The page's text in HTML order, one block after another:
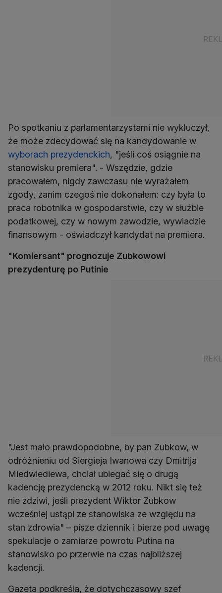
Po spotkaniu z parlamentarzystami nie wykluczył,
że może zdecydować się na kandydowanie w
wyborach prezydenckich, "jeśli coś osiągnie na
stanowisku premiera". - Wszędzie, gdzie
pracowałem, nigdy zawczasu nie wyrażałem
zgody, zanim czegoś nie dokonałem: czy była to
praca robotnika w gospodarstwie, czy w służbie
podatkowej, czy w nowym zawodzie, wywiadzie
finansowym - oświadczył kandydat na premiera.
"Komiersant" prognozuje Zubkowowi
prezydenturę po Putinie
"Jest mało prawdopodobne, by pan Zubkow, w
odróżnieniu od Siergieja Iwanowa czy Dmitrija
Miedwiediewa, chciał ubiegać się o drugą
kadencję prezydencką w 2012 roku. Nikt się też
nie zdziwi, jeśli prezydent Wiktor Zubkow
wcześniej ustąpi ze stanowiska ze względu na
stan zdrowia" – pisze dziennik i bierze pod uwagę
spekulacje o zamiarze powrotu Putina na
stanowisko po przerwie na czas najbliższej
kadencji.
Gazeta podkreśla, że dotychczasowy szef